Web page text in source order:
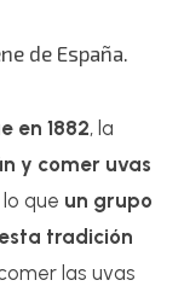
de España.
en 1882, la
y comer uvas
que un grupo
tradición
las uvas